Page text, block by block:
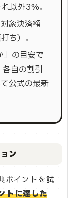
以外3%。
象決済額
ち）。
」の目安で
自の割引
公式の最新
ン
ポイントを試
トに達した